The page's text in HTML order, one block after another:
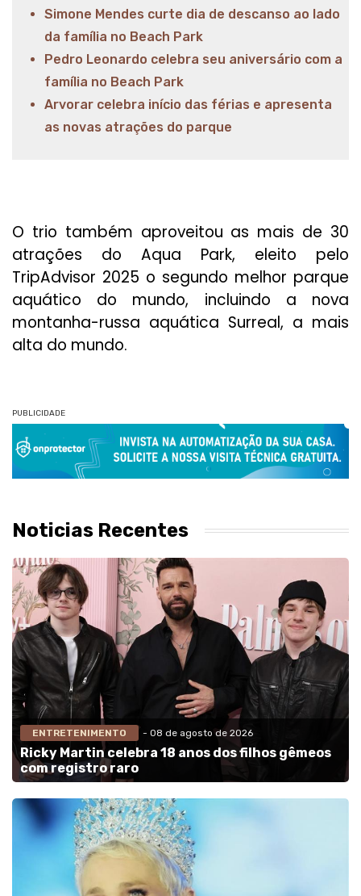
Simone Mendes curte dia de descanso ao lado
da família no Beach Park
Pedro Leonardo celebra seu aniversário com a
família no Beach Park
Arvorar celebra início das férias e apresenta
as novas atrações do parque
O trio também aproveitou as mais de 30
atrações do Aqua Park, eleito pelo
TripAdvisor 2025 o segundo melhor parque
aquático do mundo, incluindo a nova
montanha-russa aquática Surreal, a mais
alta do mundo.
PUBLICIDADE
Noticias Recentes
ENTRETENIMENTO - 08 de agosto de 2026
Ricky Martin celebra 18 anos dos filhos gêmeos
com registro raro